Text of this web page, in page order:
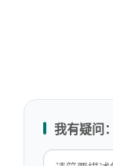
我有疑问：